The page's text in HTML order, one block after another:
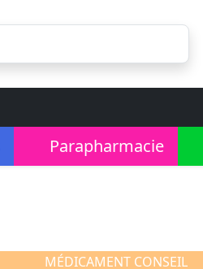
Parapharmacie
MÉDICAMENT CONSEIL